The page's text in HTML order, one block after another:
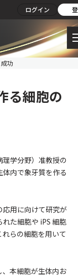
ログイン
功
る細胞の
学分野）准教授の
内で象牙質を作る
応用に向けて研究が
た細胞や iPS 細胞
らの細胞を用いて
本細胞が生体内お